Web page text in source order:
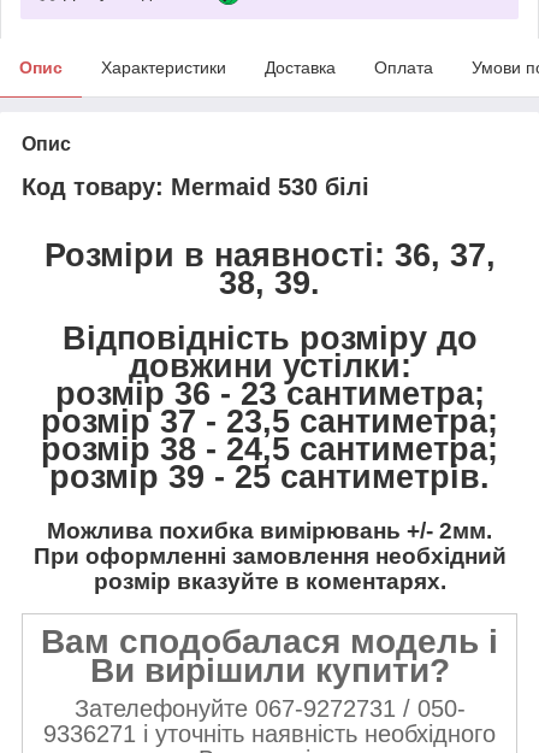
Опис Характеристики Доставка Оплата Умови
Опис
Код товару: Mermaid 530 білі
Розміри в наявності: 36, 37,
38, 39.
Відповідність розміру до
довжини устілки:
розмір 36 - 23 сантиметра;
розмір 37 - 23,5 сантиметра;
розмір 38 - 24,5 сантиметра;
розмір 39 - 25 сантиметрів.
Можлива похибка вимірювань +/- 2мм.
При оформленні замовлення необхідний
розмір вказуйте в коментарях.
Вам сподобалася модель і
Ви вирішили купити?
Зателефонуйте 067-9272731 / 050-
9336271 і уточніть наявність необхідного